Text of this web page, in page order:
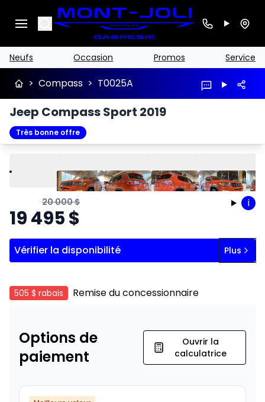
Search
Neufs Occasion Promos Service
> Compass > T0025A
Jeep Compass Sport 2019
Très bonne offre
Lire Précédent
Suivant
20 000$
19 495$
i
Vérifier la disponibilité Plus
505 $ rabais Remise du concessionnaire
Options de
paiement
Ouvrir la
calculatrice